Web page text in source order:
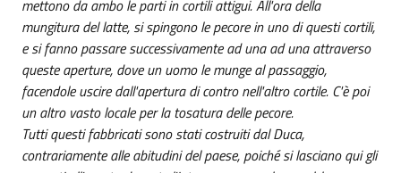
mettono da ambo le parti in cortili attigui. All'ora della
mungitura del latte, si spingono le pecore in uno di questi cortili,
e si fanno passare successivamente ad una ad una attraverso
queste aperture, dove un uomo le munge al passaggio,
facendole uscire dall'apertura di contro nell'altro cortile. C'è poi
un altro vasto locale per la tosatura delle pecore.
Tutti questi fabbricati sono stati costruiti dal Duca,
contrariamente alle abitudini del paese, poiché si lasciano qui gli